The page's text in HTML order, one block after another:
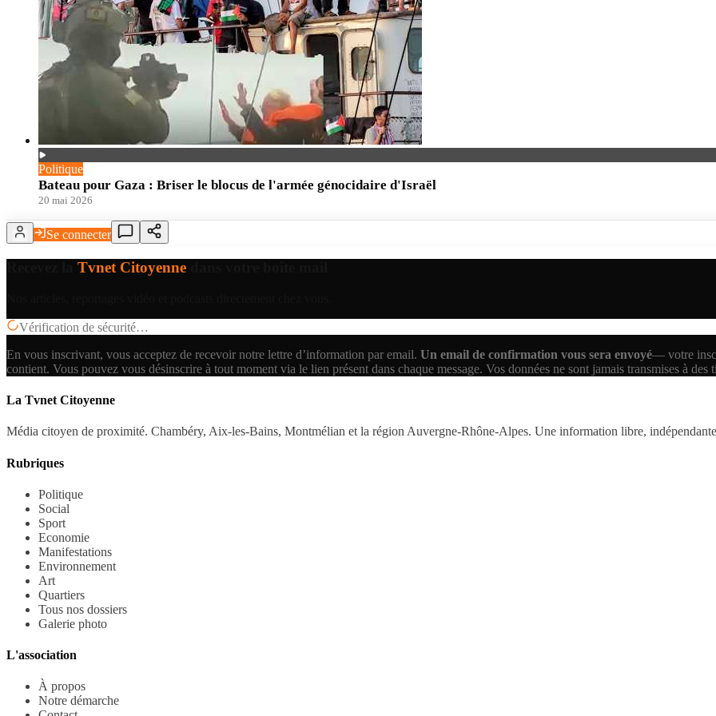
Politique
Bateau pour Gaza : Briser le blocus de l'armée génocidaire d'Israël
20 mai 2026
Se connecter
Tvnet Citoyenne
Vérification de sécurité…
En vous inscrivant, vous acceptez de recevoir notre lettre d’information par email. Un email de confirmation vous sera envoyé— votre
contient. Vous pouvez vous désinscrire à tout moment via le lien présent dans chaque message. Vos données ne sont jamais transmises à
La Tvnet Citoyenne
Média citoyen de proximité. Chambéry, Aix-les-Bains, Montmélian et la région Auvergne-Rhône-Alpes. Une information libre,
Rubriques
Politique
Social
Sport
Economie
Manifestations
Environnement
Art
Quartiers
Tous nos dossiers
Galerie photo
L'association
À propos
Notre démarche